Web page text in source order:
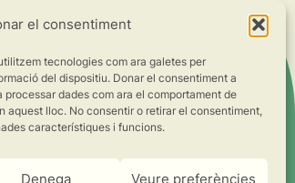
el consentiment
tecnologies com ara galetes per
del dispositiu. Donar el consentiment a
dades com ara el comportament de
aquest lloc. No consentir o retirar el consentiment,
característiques i funcions.
Denega Veure preferències